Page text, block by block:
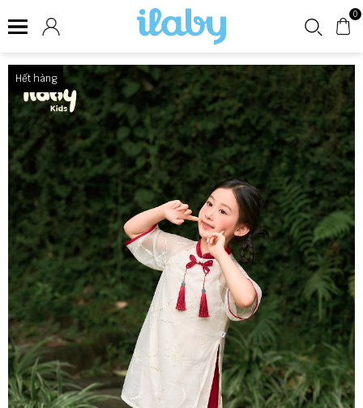
0
Hết hàng